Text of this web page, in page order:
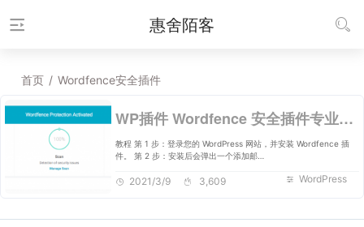
惠舍陌客
首页 / Wordfence安全插件
WP插件 Wordfence 安全插件专业版破解教程
教程 第 1 步：登录您的 WordPress 网站，并安装 Wordfence 插
件。 第 2 步：安装后会弹出一个添加邮…
WordPress
2021/3/9 3,609